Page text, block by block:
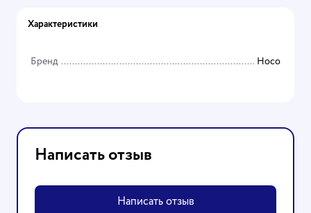
Характеристики
Бренд Hoco
Написать отзыв
Написать отзыв